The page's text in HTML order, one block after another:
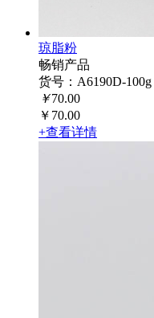
琼脂粉
畅销产品
货号：A6190D-100g
￥70.00
￥70.00
+查看详情